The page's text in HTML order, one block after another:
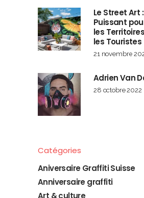
Le Street Art
Puissant
les
les Touristes
21 novembre
Adrien Van
28 octobre 2022
Catégories
Aniversaire Graffiti Suisse
Anniversaire graffiti